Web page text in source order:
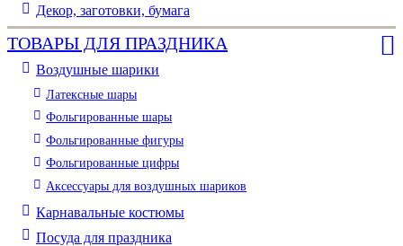
Декор, заготовки, бумага
ТОВАРЫ ДЛЯ ПРАЗДНИКА
Воздушные шарики
Латексные шары
Фольгированные шары
Фольгированные фигуры
Фольгированные цифры
Аксессуары для воздушных шариков
Карнавальные костюмы
Посуда для праздника